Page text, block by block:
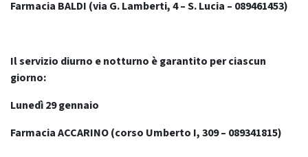
Farmacia BALDI (via G. Lamberti, 4 – S. Lucia – 089461453)
Il servizio diurno e notturno è garantito per ciascun
giorno:
Lunedì 29 gennaio
Farmacia ACCARINO (corso Umberto I, 309 – 089341815)